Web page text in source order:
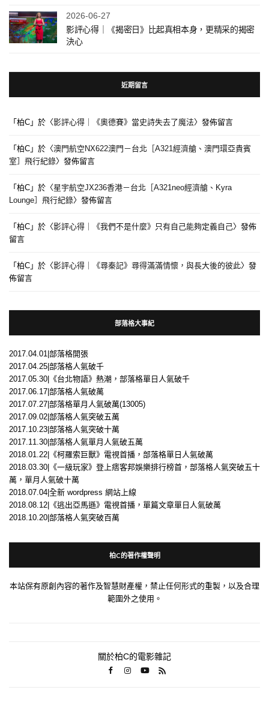
2026-06-27
影評心得｜《揭密日》比起真相本身，更精采的揭密
決心
近期留言
「 柏C 」於〈影評心得｜《奧德賽》當史詩失去了魔法〉發佈留言
「 柏C 」於〈澳門航空NX622澳門－台北［A321經濟艙、澳門環亞貴賓
室］飛行紀錄〉發佈留言
「 柏C 」於〈星宇航空JX236香港－台北［A321neo經濟艙、Kyra
Lounge］飛行紀錄〉發佈留言
「 柏C 」於〈影評心得｜《我們不是什麼》只有自己能夠定義自己〉發佈
留言
「 柏C 」於〈影評心得｜《尋秦記》尋得滿滿情懷，與長大後的彼此〉發
佈留言
部落格大事紀
2017.04.01|部落格開張
2017.04.25|部落格人氣破千
2017.05.30|《台北物語》熱潮，部落格單日人氣破千
2017.06.17|部落格人氣破萬
2017.07.27|部落格單月人氣破萬(13005)
2017.09.02|部落格人氣突破五萬
2017.10.23|部落格人氣突破十萬
2017.11.30|部落格人氣單月人氣破五萬
2018.01.22|《柯羅索巨獸》電視首播，部落格單日人氣破萬
2018.03.30|《一級玩家》登上痞客邦娛樂排行榜首，部落格人氣突破五十
萬，單月人氣破十萬
2018.07.04|全新 wordpress 網站上線
2018.08.12|《逃出亞馬遜》電視首播，單篇文章單日人氣破萬
2018.10.20|部落格人氣突破百萬
柏C的著作權聲明
本站保有原創內容的著作及智慧財產權，禁止任何形式的重製，以及合理
範圍外之使用。
關於柏C的電影雜記